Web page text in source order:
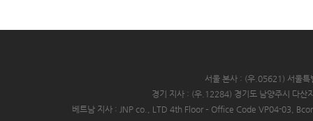
서울 본사 : (우.05621) 서울특
경기 지사 : (우.12284) 경기도 남양주시 다
베트남 지사 : JNP co., LTD 4th Floor – Office Code VP04-03,